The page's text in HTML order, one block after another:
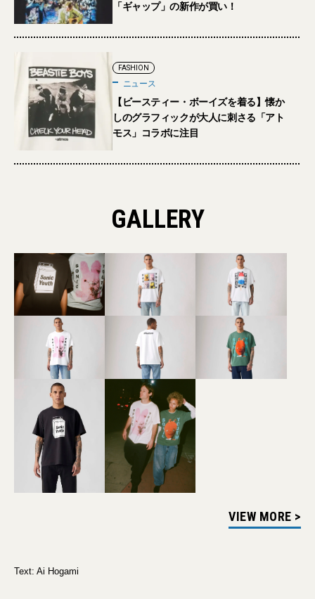
「ギャップ」の新作が買い！
FASHION
ニュース
【ビースティー・ボーイズを着る】懐か
しのグラフィックが大人に刺さる「アト
モス」コラボに注目
GALLERY
VIEW MORE >
Text: Ai Hogami